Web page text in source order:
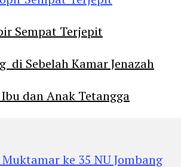
Sempat Terjepit
di Sebelah Kamar Jenazah
dan Anak Tetangga